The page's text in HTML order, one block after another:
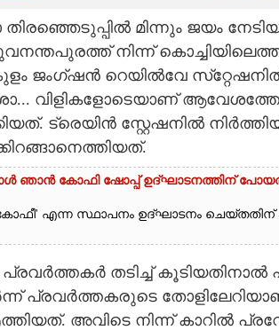
മിന്നും ജയം
നിന്ന്
ജംഗ്ഷന്‍ റെയില്‍വേ
വിളികളോടെയാണ്
ട്രെയിന്‍ സ്റ്റേഷനില്‍
ഞാൻ കോഫി ഷോപ്പ് ഉദ്ഘാടനത്തിന്
എന്ന സ്ഥാപനം ഉദ്ഘാടനം ചെയ്തതിന്
തടിച്ച് കൂടിയതിനാല്‍
പ്രവര്‍ത്തകരുടെ
അവിടെ നിന്ന് കാറില്‍